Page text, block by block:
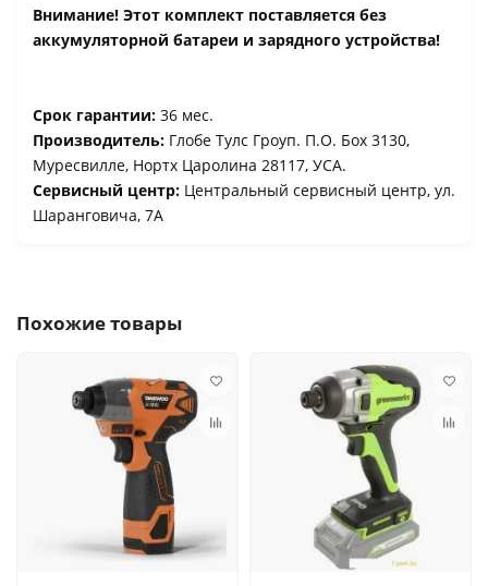
Внимание! Этот комплект поставляется без
аккумуляторной батареи и зарядного устройства!
Срок гарантии: 36 мес.
Производитель: Глобе Тулс Гроуп. П.О. Боx 3130,
Муресвилле, Нортх Царолина 28117, УСА.
Сервисный центр: Центральный сервисный центр, ул.
Шаранговича, 7А
Похожие товары